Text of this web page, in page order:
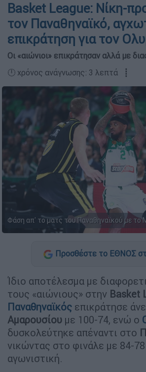
Basket League: Νίκη-
τον Παναθηναϊκό,
επικράτηση για τον
Οι «αιώνιοι» επικράτησαν αλλά με
🕛 χρόνος ανάγνωσης: 3 λεπτά ┋
Φάση απ' το ματς του Παναθηναϊκού με το
Προσθέστε το ΕΘΝΟΣ
Ίδιο αποτέλεσμα με
τους «αιώνιους» στην Basket
Παναθηναϊκός επικράτησε
Αμαρουσίου με 100-74, ενώ ο
δυσκολεύτηκε απέναντι στο
νικώντας στο φινάλε με 84-78
αγωνιστική.